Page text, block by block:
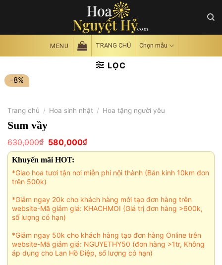
MENU TRANG CHỦ Chọn mẫu
LỌC
-8%
Trang chủ / Hoa sinh nhật / Hoa tặng người yêu
Sum vầy
630,000₫ Giá
gốc
là:
630,000₫.
580,000₫Giá
hiện
580,000₫.
Khuyến mãi HOT:
*Giao hoa tươi tận nơi miễn phí nội thành (Bán kính 10km đơn
trên 500k)
*Giảm ngay 20k cho khách hàng mới tạo đơn hàng trên
website-Mã giảm giá: KHACHMOI (Giá trị đơn hàng >600k,
số lượng có hạn)
*Giảm ngay 50k cho khách hàng tạo đơn hàng Online trên
website-Mã giảm giá: NGUYETHY50 (đơn hàng >1tr, Không
áp dụng cho Lan Hồ Điệp, số lượng có hạn)